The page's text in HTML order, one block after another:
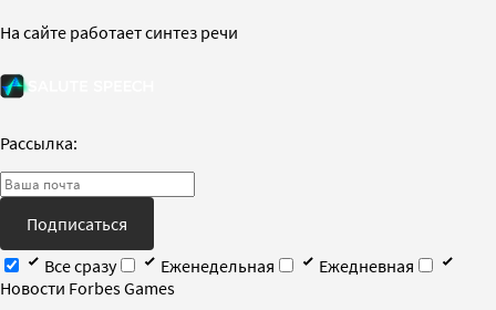
На сайте работает синтез речи
Рассылка:
Подписаться
Все сразу
Еженедельная
Ежедневная
Новости Forbes Games